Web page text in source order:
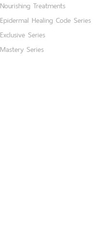
Nourishing Treatments
Epidermal Healing Code Series
Exclusive Series
Mastery Series